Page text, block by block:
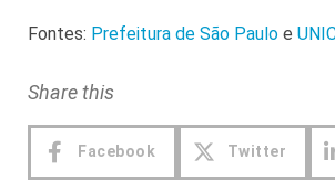
Share this
Facebook Twitter
Fontes: Prefeitura de São Paulo e